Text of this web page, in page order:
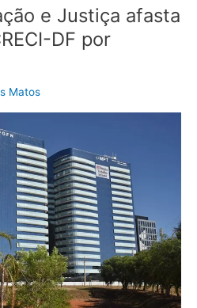
e Justiça afasta
DF por
Matos